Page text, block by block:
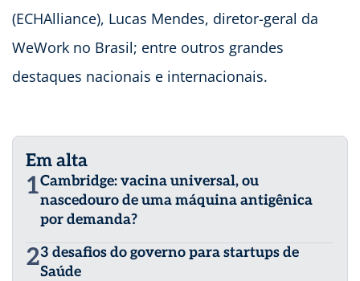
(ECHAlliance), Lucas Mendes, diretor-geral da
WeWork no Brasil; entre outros grandes
destaques nacionais e internacionais.
Em alta
1Cambridge: vacina universal, ou
nascedouro de uma máquina antigênica
por demanda?
23 desafios do governo para startups de
Saúde